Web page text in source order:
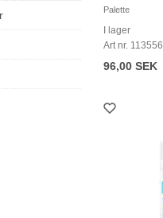
Palette
I lager
Art nr. 113556
96,00 SEK